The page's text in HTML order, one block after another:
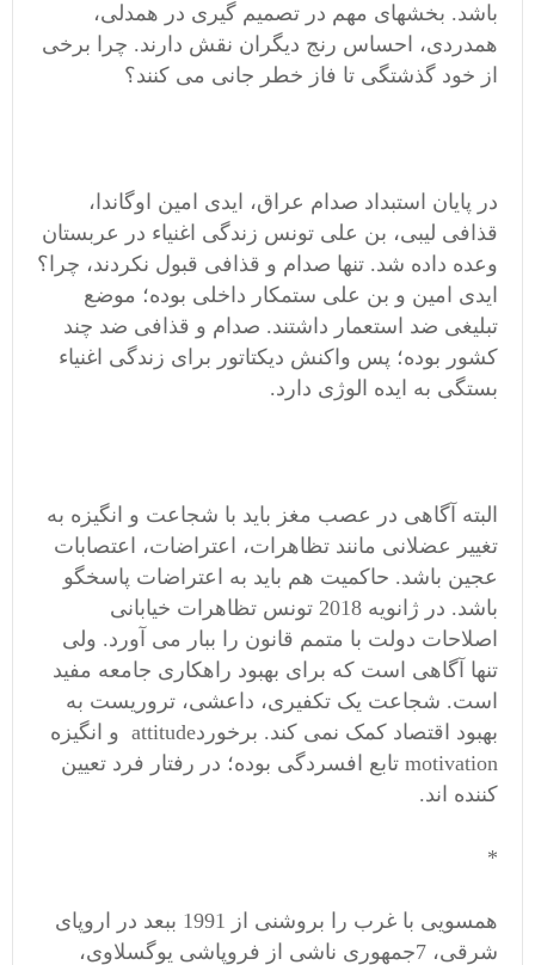
باشد. بخشهای مهم در تصمیم گیری در همدلی،
همدردی، احساس رنج دیگران نقش دارند. چرا برخی
از خود گذشتگی تا فاز خطر جانی می کنند؟
در پایان استبداد صدام عراق، ایدی امین اوگاندا،
قذافی لیبی، بن علی تونس زندگی اغنیاء در عربستان
وعده داده شد. تنها صدام و قذافی قبول نکردند، چرا؟
ایدی امین و بن علی ستمکار داخلی بوده؛ موضع
تبلیغی ضد استعمار داشتند. صدام و قذافی ضد چند
کشور بوده؛ پس واکنش دیکتاتور برای زندگی اغنیاء
بستگی به ایده الوژی دارد.
البته آگاهی در عصب مغز باید با شجاعت و انگیزه به
تغییر عضلانی مانند تظاهرات، اعتراضات، اعتصابات
عجین باشد. حاکمیت هم باید به اعتراضات پاسخگو
باشد. در ژانویه 2018 تونس تظاهرات خیابانی
اصلاحات دولت با متمم قانون را ببار می آورد. ولی
تنها آگاهی است که برای بهبود راهکاری جامعه مفید
است. شجاعت یک تکفیری، داعشی، تروریست به
بهبود اقتصاد کمک نمی کند. برخوردattitude و انگیزه
motivation تابع افسردگی بوده؛ در رفتار فرد تعیین
کننده اند.
*
همسویی با غرب را بروشنی از 1991 ببعد در اروپای
شرقی، 7جمهوری ناشی از فروپاشی یوگسلاوی،